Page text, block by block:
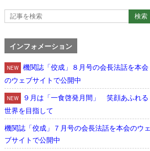
インフォメーション
NEW
機関誌「佼成」８月号の会長法話を本会
のウェブサイトで公開中
NEW
９月は「一食啓発月間」 笑顔あふれる
世界を目指して
機関誌「佼成」７月号の会長法話を本会のウェ
ブサイトで公開中